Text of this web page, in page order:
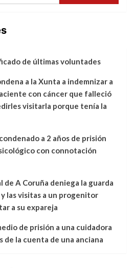
de últimas voluntades
a la Xunta a indemnizar a
con cáncer que falleció
visitarla porque tenía la
a 2 años de prisión
con connotación
de A Coruña deniega la guarda
las visitas a un progenitor
a su expareja
de prisión a una cuidadora
de la cuenta de una anciana